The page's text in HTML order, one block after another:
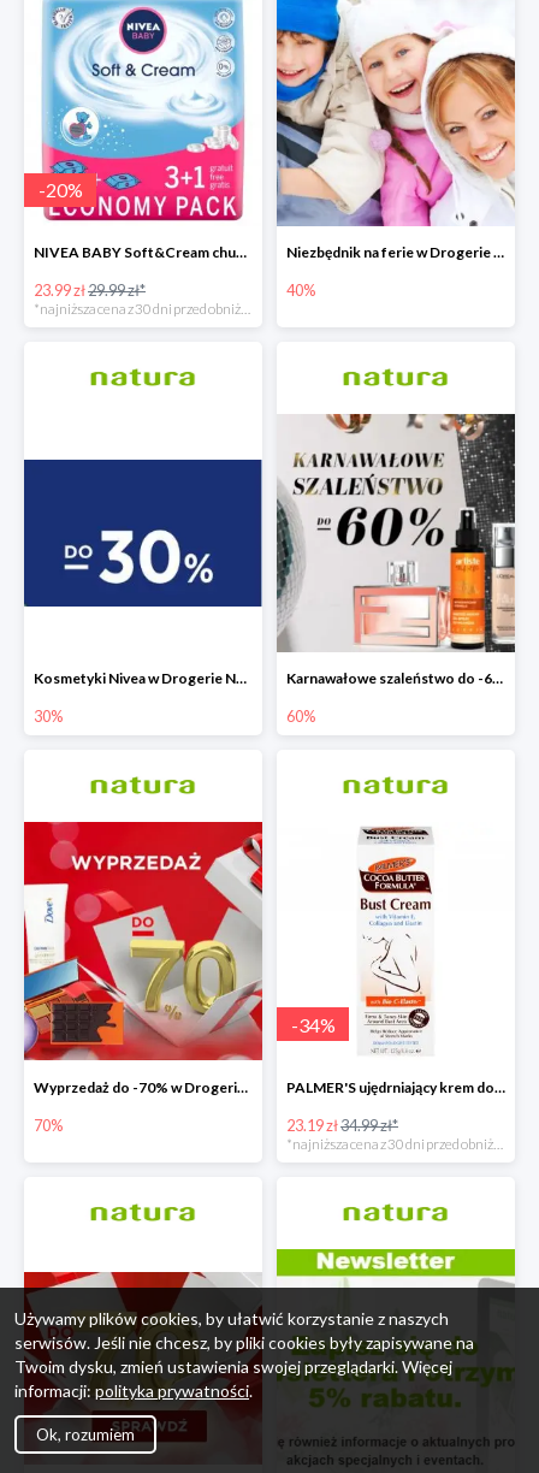
-20%
NIVEA BABY Soft&Cream chusteczki 4x63 sztuki
23.99 zł29.99 zł*
*najniższa cena z 30 dni przed obniżką
Niezbędnik na ferie w Drogerie Natura
40%
Kosmetyki Nivea w Drogerie Natura do -30%
30%
Karnawałowe szaleństwo do -60% w Drogerie Natura
60%
Wyprzedaż do -70% w Drogerie Natura
70%
-34%
PALMER'S ujędrniający krem do biustu
23.19 zł34.99 zł*
Używamy plików cookies, by ułatwić korzystanie z naszych
serwisów. Jeśli nie chcesz, by pliki cookies były zapisywane na
Twoim dysku, zmień ustawienia swojej przeglądarki. Więcej
informacji: polityka prywatności.
Ok, rozumiem